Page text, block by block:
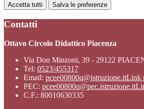
Accetta tutti Salva le preferenze
Contatti
Ottavo Circolo Didattico Piacenza
Via Don Minzoni, 39 - 29122
Tel: 0523/455317
Email: pcee00800q@istruzione.itLink
PEC: pcee00800q@pec.istruzione.it
C.F.: 80010630335